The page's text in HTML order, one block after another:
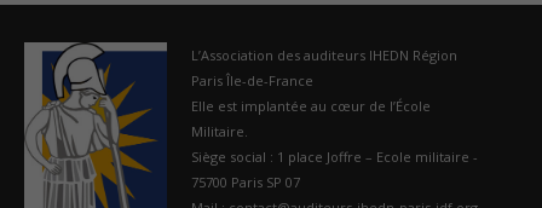
L’Association des auditeurs IHEDN Région
Paris Île-de-France
Elle est implantée au cœur de l’École
Militaire.
Siège social : 1 place Joffre – Ecole militaire -
75700 Paris SP 07